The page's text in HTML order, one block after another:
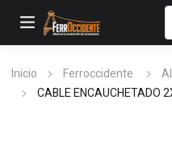
Inicio Ferroccidente
CABLE ENCAUCHETADO